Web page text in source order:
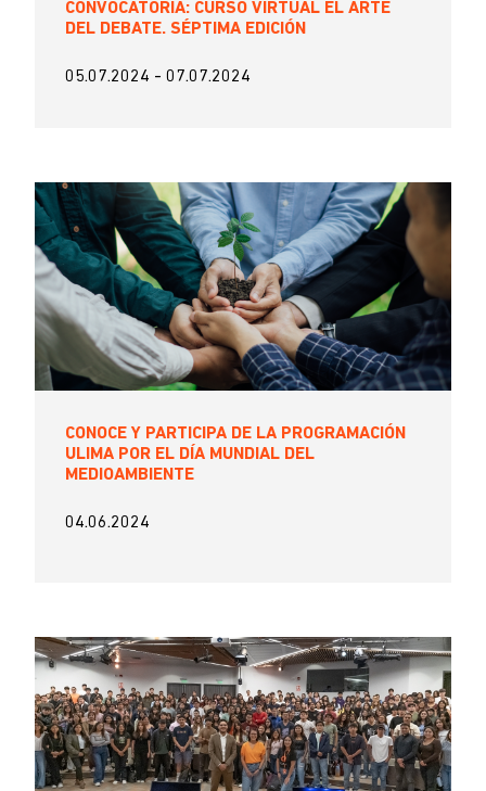
CONVOCATORIA: CURSO VIRTUAL EL ARTE
DEL DEBATE. SÉPTIMA EDICIÓN
05.07.2024 - 07.07.2024
CONOCE Y PARTICIPA DE LA PROGRAMACIÓN
ULIMA POR EL DÍA MUNDIAL DEL
MEDIOAMBIENTE
04.06.2024